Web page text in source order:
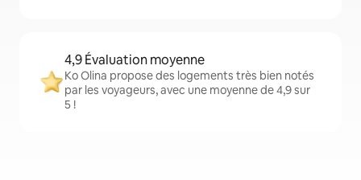
4,9 Évaluation moyenne
Ko Olina propose des logements très bien notés
par les voyageurs, avec une moyenne de 4,9 sur
5 !